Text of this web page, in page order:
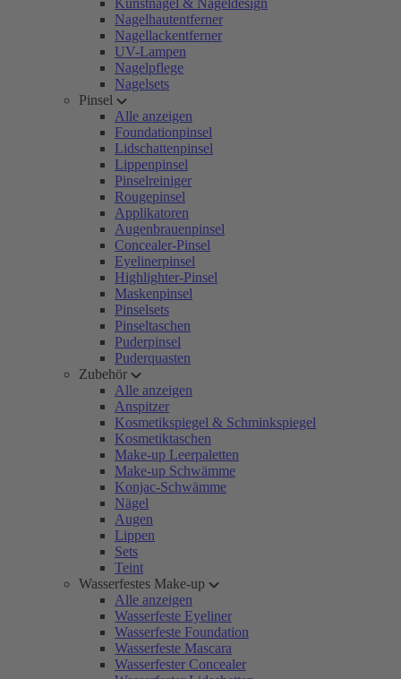
Kunstnägel & Nageldesign
Nagelhautentferner
Nagellackentferner
UV-Lampen
Nagelpflege
Nagelsets
Pinsel
Alle anzeigen
Foundationpinsel
Lidschattenpinsel
Lippenpinsel
Pinselreiniger
Rougepinsel
Applikatoren
Augenbrauenpinsel
Concealer-Pinsel
Eyelinerpinsel
Highlighter-Pinsel
Maskenpinsel
Pinselsets
Pinseltaschen
Puderpinsel
Puderquasten
Zubehör
Alle anzeigen
Anspitzer
Kosmetikspiegel & Schminkspiegel
Kosmetiktaschen
Make-up Leerpaletten
Make-up Schwämme
Konjac-Schwämme
Nägel
Augen
Lippen
Sets
Teint
Wasserfestes Make-up
Alle anzeigen
Wasserfeste Eyeliner
Wasserfeste Foundation
Wasserfeste Mascara
Wasserfester Concealer